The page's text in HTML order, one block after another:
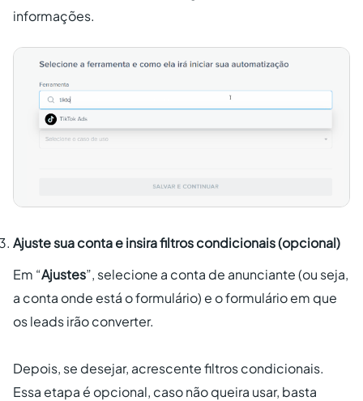
informações.
Ajuste sua conta e insira filtros condicionais (opcional)
Em “Ajustes”, selecione a conta de anunciante (ou seja,
a conta onde está o formulário) e o formulário em que
os leads irão converter.
Depois, se desejar, acrescente filtros condicionais.
Essa etapa é opcional, caso não queira usar, basta